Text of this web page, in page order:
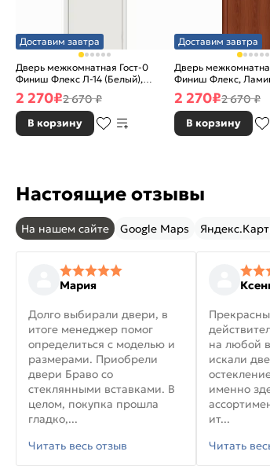
Доставим завтра
Дверь межкомнатная Гост-0
Финиш Флекс Л-14 (Белый),
глухая, каркасно-щитовая
2 270₽2 670 ₽
В корзину
Доставим завтра
Дверь
Финиш Флекс,
Л-11 (ИталОрех),
каркасно-щитовая
2 270₽2 670 ₽
В корзину
Настоящие отзывы
На нашем сайте Google Maps
Мария
Долго выбирали двери, в
итоге менеджер помог
определиться с моделью и
размерами. Приобрели
двери Браво со
стеклянными вставками. В
целом, покупка прошла
гладко,...
Читать весь отзыв
на любой
искали
именно
ит...
Читать